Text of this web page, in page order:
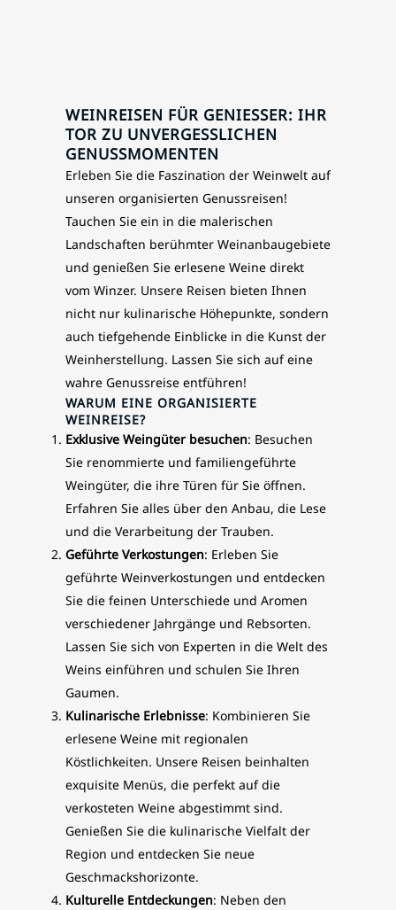
WEINREISEN FÜR GENIESSER: IHR T
OR ZU UNVERGESSLICHEN G
ENUSSMOMENTEN
Erleben Sie die Faszination der Weinwelt auf
unseren organisierten Genussreisen!
Tauchen Sie ein in die malerischen
Landschaften berühmter Weinanbaugebiete
und genießen Sie erlesene Weine direkt
vom Winzer. Unsere Reisen bieten Ihnen
nicht nur kulinarische Höhepunkte, sondern
auch tiefgehende Einblicke in die Kunst der
Weinherstellung. Lassen Sie sich auf eine
wahre Genussreise entführen!
WARUM EINE ORGANISIERTE
WEINREISE?
Exklusive Weingüter besuchen: Besuchen
Sie renommierte und familiengeführte
Weingüter, die ihre Türen für Sie öffnen.
Erfahren Sie alles über den Anbau, die Lese
und die Verarbeitung der Trauben.
Geführte Verkostungen: Erleben Sie
geführte Weinverkostungen und entdecken
Sie die feinen Unterschiede und Aromen
verschiedener Jahrgänge und Rebsorten.
Lassen Sie sich von Experten in die Welt des
Weins einführen und schulen Sie Ihren
Gaumen.
Kulinarische Erlebnisse: Kombinieren Sie
erlesene Weine mit regionalen
Köstlichkeiten. Unsere Reisen beinhalten
exquisite Menüs, die perfekt auf die
verkosteten Weine abgestimmt sind.
Genießen Sie die kulinarische Vielfalt der
Region und entdecken Sie neue
Geschmackshorizonte.
Kulturelle Entdeckungen: Neben den